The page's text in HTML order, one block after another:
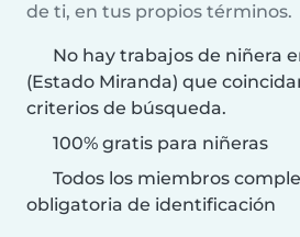
de ti, en tus propios términos.
No hay trabajos de niñera
(Estado Miranda) que
criterios de búsqueda.
100% gratis para niñeras
Todos los miembros
obligatoria de identificación